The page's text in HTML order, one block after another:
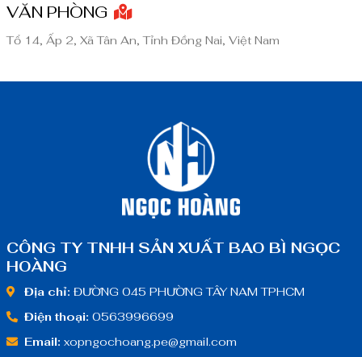
VĂN PHÒNG
Tổ 14, Ấp 2, Xã Tân An, Tỉnh Đồng Nai, Việt Nam
CÔNG TY TNHH SẢN XUẤT BAO BÌ NGỌC
HOÀNG
Địa chỉ: ĐƯỜNG 045 PHƯỜNG TÂY NAM TPHCM
Điện thoại: 0563996699
Email: xopngochoang.pe@gmail.com